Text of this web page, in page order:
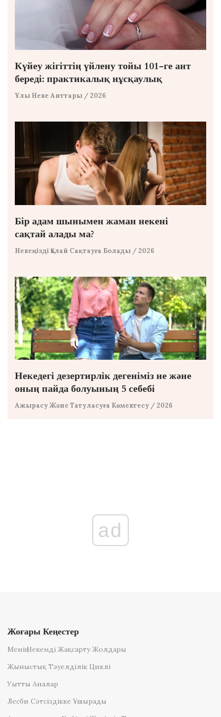
Күйеу жігіттің үйлену тойы 101-ге ант
береді: практикалық нұсқаулық
Ұлы Неке Анттары / 2026
Бір адам шынымен жаман некені
сақтай алады ма?
Некеңізді Қалай Сақтауға Болады / 2026
Некедегі дезертирлік дегеніміз не және
оның пайда болуының 5 себебі
Ажырасу Және Татуласуға Көмектесу / 2026
ad
Жоғары Кеңестер
Менің Некемді Жақсарту Жолдары
Жыныстық Тәуелділік Циклі
Уытты Аналар
Лесби Сәтсіздікке Ұшырады